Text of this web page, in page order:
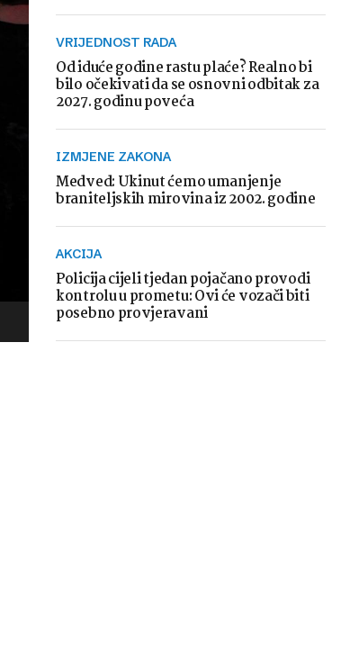
VRIJEDNOST RADA
Od iduće godine rastu plaće? Realno bi
bilo očekivati da se osnovni odbitak za
2027. godinu poveća
IZMJENE ZAKONA
Medved: Ukinut ćemo umanjenje
braniteljskih mirovina iz 2002. godine
AKCIJA
Policija cijeli tjedan pojačano provodi
kontrolu u prometu: Ovi će vozači biti
posebno provjeravani